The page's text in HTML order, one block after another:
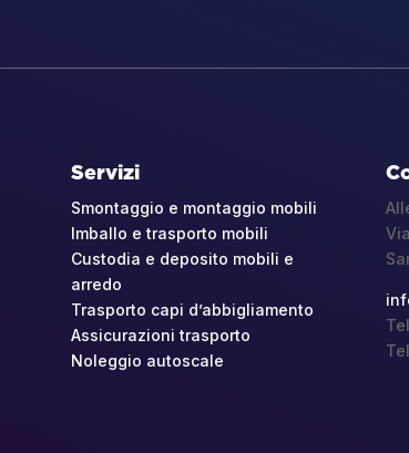
Servizi
Smontaggio e montaggio mobili
Imballo e trasporto mobili
Custodia e deposito mobili e
arredo
Trasporto capi d’abbigliamento
Assicurazioni trasporto
Noleggio autoscale